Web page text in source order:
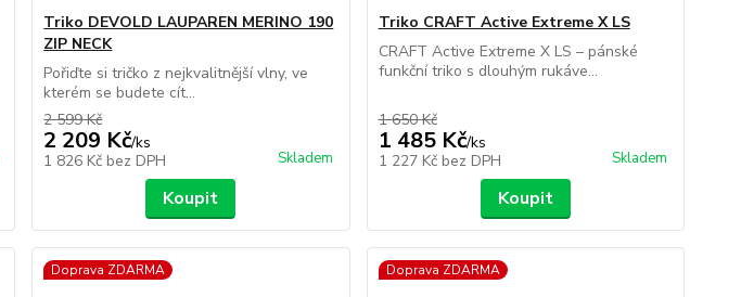
Triko DEVOLD LAUPAREN MERINO 190
ZIP NECK
Pořiďte si tričko z nejkvalitnější vlny, ve
kterém se budete cít...
2 599 Kč
2 209 Kč/ks
1 826 Kč bez DPH Skladem
Koupit
Triko CRAFT Active Extreme X LS
CRAFT Active Extreme X LS – pánské
funkční triko s dlouhým rukáve...
1 650 Kč
1 485 Kč/ks
1 227 Kč bez DPH Skladem
Koupit
Doprava ZDARMA Doprava ZDARMA